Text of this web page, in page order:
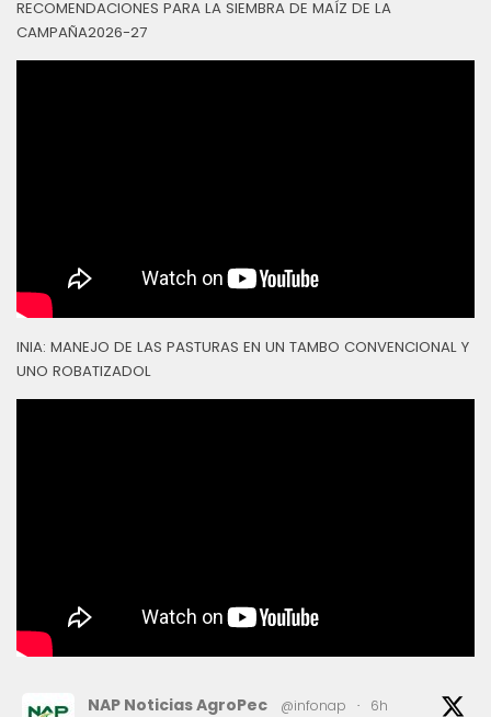
RECOMENDACIONES PARA LA SIEMBRA DE MAÍZ DE LA
CAMPAÑA2026-27
INIA: MANEJO DE LAS PASTURAS EN UN TAMBO CONVENCIONAL Y
UNO ROBATIZADOL
NAP Noticias AgroPec @infonap · 6h